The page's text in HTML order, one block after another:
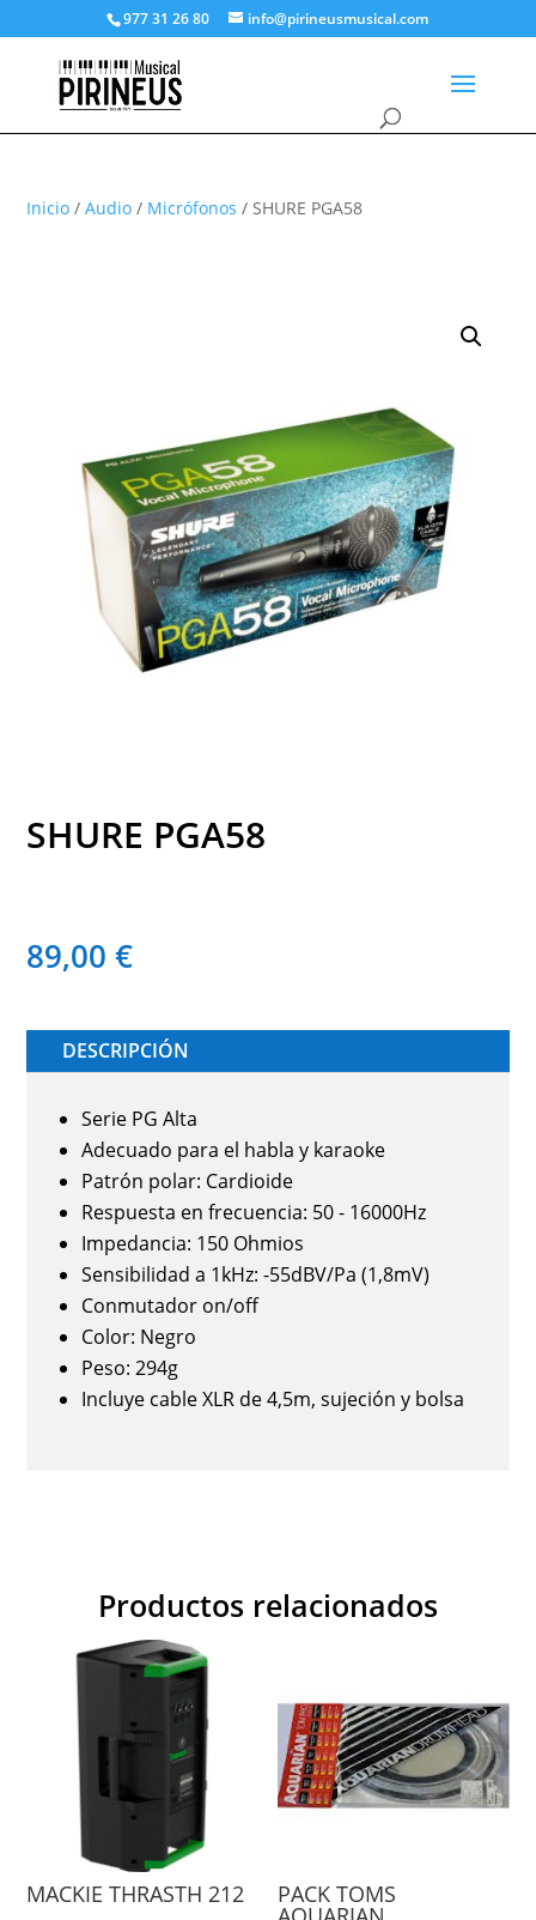
977 31 26 80 info@pirineusmusical.com
Inicio /Audio / Micrófonos / SHURE PGA58
SHURE PGA58
89,00€
DESCRIPCIÓN
Serie PG Alta
Adecuado para el habla y karaoke
Patrón polar: Cardioide
Respuesta en frecuencia: 50 - 16000Hz
Impedancia: 150 Ohmios
Sensibilidad a 1kHz: -55dBV/Pa (1,8mV)
Conmutador on/off
Color: Negro
Peso: 294g
Incluye cable XLR de 4,5m, sujeción y bolsa
Productos relacionados
MACKIE THRASTH 212 PACK TOMS